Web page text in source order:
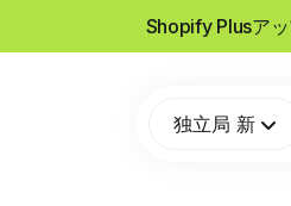
Shopify Plusア
独立局 新